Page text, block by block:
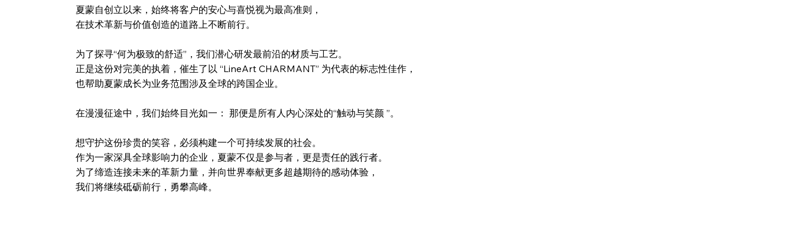
夏蒙自创立以来，始终将客户的安心与喜悦视为最高准则，
在技术革新与价值创造的道路上不断前行。
为了探寻“何为极致的舒适”，我们潜心研发最前沿的材质与工艺。
正是这份对完美的执着，催生了以 “LineArt CHARMANT” 为代表的标志性佳作，
也帮助夏蒙成长为业务范围涉及全球的跨国企业。
在漫漫征途中，我们始终目光如一： 那便是所有人内心深处的“触动与笑颜 ”。
想守护这份珍贵的笑容，必须构建一个可持续发展的社会。
作为一家深具全球影响力的企业，夏蒙不仅是参与者，更是责任的践行者。
为了缔造连接未来的革新力量，并向世界奉献更多超越期待的感动体验，
我们将继续砥砺前行，勇攀高峰。